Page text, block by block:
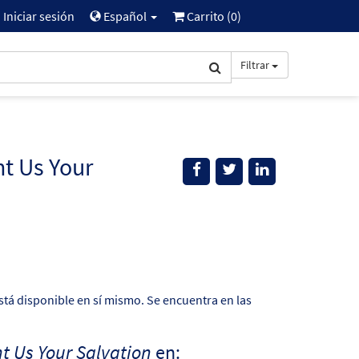
Iniciar sesión Español Carrito (0)
Filtrar
Us Your
disponible en sí mismo. Se encuentra en las
Us Your Salvation en: